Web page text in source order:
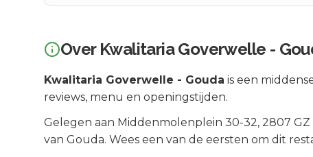
Over Kwalitaria Goverwelle -
Kwalitaria Goverwelle - Gouda is een
reviews, menu en openingstijden.
Gelegen aan Middenmolenplein 30-32, 2807 GZ
van Gouda. Wees een van de eersten om dit